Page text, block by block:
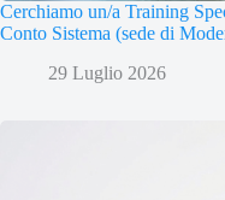
Cerchiamo un/a Training
Conto Sistema (sede di
29 Luglio 2026